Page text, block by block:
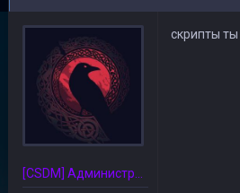
скрипты